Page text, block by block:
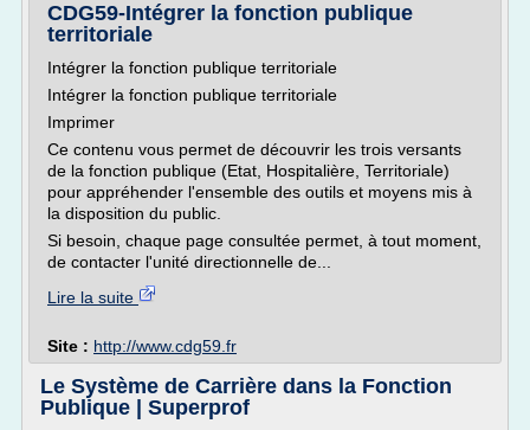
CDG59-Intégrer la fonction publique
territoriale
Intégrer la fonction publique territoriale
Intégrer la fonction publique territoriale
Imprimer
Ce contenu vous permet de découvrir les trois versants
de la fonction publique (Etat, Hospitalière, Territoriale)
pour appréhender l'ensemble des outils et moyens mis à
la disposition du public.
Si besoin, chaque page consultée permet, à tout moment,
de contacter l'unité directionnelle de...
Lire la suite
Site : http://www.cdg59.fr
Le Système de Carrière dans la Fonction
Publique | Superprof